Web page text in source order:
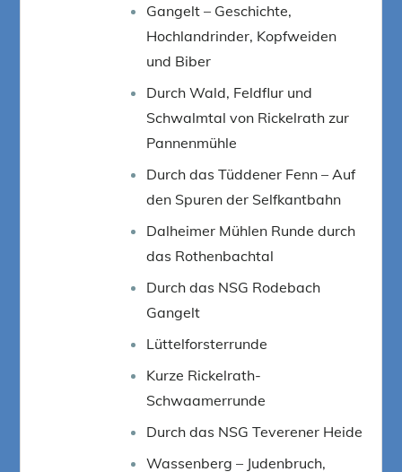
Gangelt – Geschichte,
Hochlandrinder, Kopfweiden
und Biber
Durch Wald, Feldflur und
Schwalmtal von Rickelrath zur
Pannenmühle
Durch das Tüddener Fenn – Auf
den Spuren der Selfkantbahn
Dalheimer Mühlen Runde durch
das Rothenbachtal
Durch das NSG Rodebach
Gangelt
Lüttelforsterrunde
Kurze Rickelrath-
Schwaamerrunde
Durch das NSG Teverener Heide
Wassenberg – Judenbruch,